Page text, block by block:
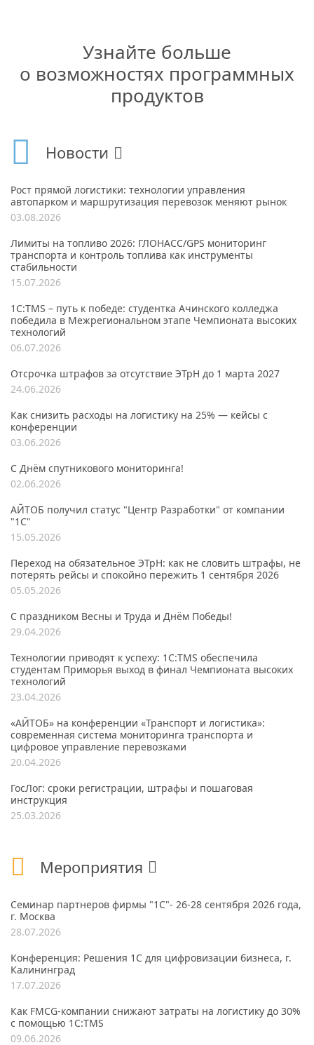
Узнайте больше
о возможностях программных
продуктов
Новости
Рост прямой логистики: технологии управления
автопарком и маршрутизация перевозок меняют рынок
03.08.2026
Лимиты на топливо 2026: ГЛОНАСС/GPS мониторинг
транспорта и контроль топлива как инструменты
стабильности
15.07.2026
1С:TMS – путь к победе: студентка Ачинского колледжа
победила в Межрегиональном этапе Чемпионата высоких
технологий
06.07.2026
Отсрочка штрафов за отсутствие ЭТрН до 1 марта 2027
24.06.2026
Как снизить расходы на логистику на 25% — кейсы с
конференции
03.06.2026
С Днём спутникового мониторинга!
02.06.2026
АЙТОБ получил статус "Центр Разработки" от компании
"1С"
15.05.2026
Переход на обязательное ЭТрН: как не словить штрафы, не
потерять рейсы и спокойно пережить 1 сентября 2026
05.05.2026
С праздником Весны и Труда и Днём Победы!
29.04.2026
Технологии приводят к успеху: 1С:TMS обеспечила
студентам Приморья выход в финал Чемпионата высоких
технологий
23.04.2026
«АЙТОБ» на конференции «Транспорт и логистика»:
современная система мониторинга транспорта и
цифровое управление перевозками
20.04.2026
ГосЛог: сроки регистрации, штрафы и пошаговая
инструкция
25.03.2026
Мероприятия
Семинар партнеров фирмы "1С"- 26-28 сентября 2026 года,
г. Москва
28.07.2026
Конференция: Решения 1С для цифровизации бизнеса, г.
Калининград
17.07.2026
Как FMCG-компании снижают затраты на логистику до 30%
с помощью 1С:TMS
09.06.2026